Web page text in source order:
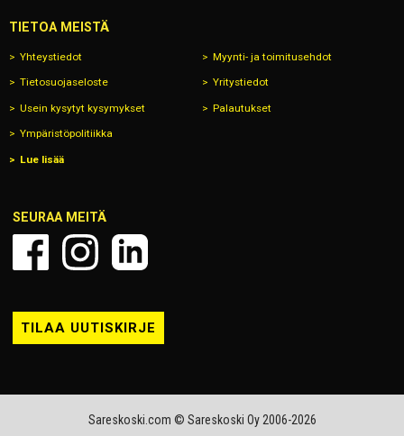
TIETOA MEISTÄ
Yhteystiedot Myynti- ja toimitusehdot
Tietosuojaseloste Yritystiedot
Usein kysytyt kysymykset Palautukset
Ympäristöpolitiikka
Lue lisää
SEURAA MEITÄ
TILAA UUTISKIRJE
Sareskoski.com © Sareskoski Oy 2006-2026